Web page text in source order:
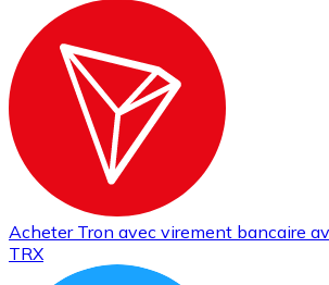
Acheter Tron avec virement bancaire
TRX